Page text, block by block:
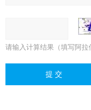
请输入计算结果（填写阿